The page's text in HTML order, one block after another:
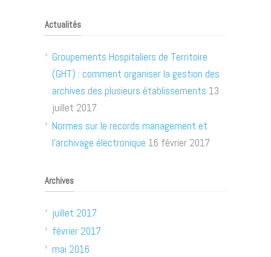
Actualités
Groupements Hospitaliers de Territoire
(GHT) : comment organiser la gestion des
archives des plusieurs établissements 13
juillet 2017
Normes sur le records management et
l’archivage électronique 16 février 2017
Archives
juillet 2017
février 2017
mai 2016